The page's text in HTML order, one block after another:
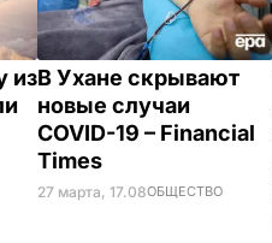
изВ Ухане скрывают
новые случаи
COVID-19 – Financial
Times
27 марта, 17.08ОБЩЕСТВО